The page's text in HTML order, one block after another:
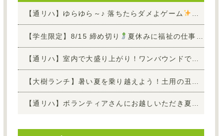
【通リハ】ゆらゆら～♪ 落ちたらダメよゲーム
【学生限定】8/15 締め切り 夏休みに福祉の仕事を知ろう！お仕事1日体験参加者 募集中